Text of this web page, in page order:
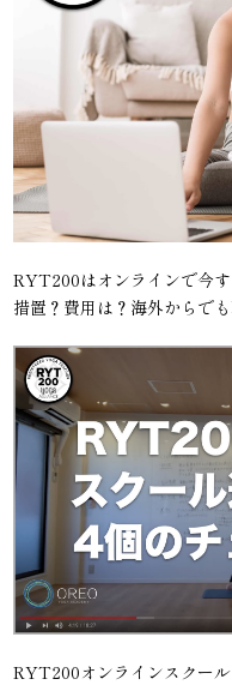
RYT200はオンラインで今
措置？費用は？海外からで
RYT200オンラインスクー